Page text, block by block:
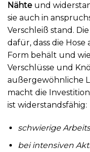
Nähte und
sie auch in
Verschleiß stand.
dafür, dass die
Form behält und
Verschlüsse und
außergewöhnliche
macht die
ist widerstandsfähig:
schwierige
bei intensiven